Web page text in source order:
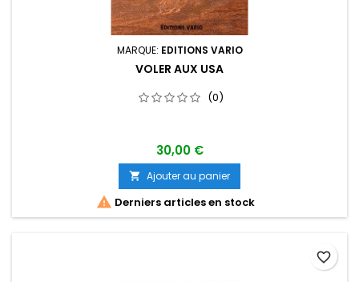
MARQUE: EDITIONS VARIO
VOLER AUX USA
(0)
30,00 €
 Ajouter au panier
 Derniers articles en stock
favorite_border